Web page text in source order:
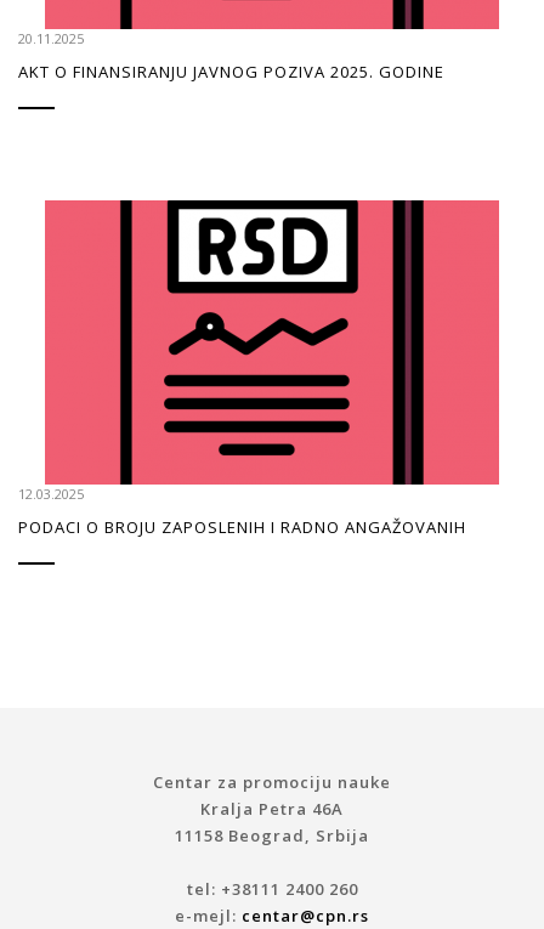
20.11.2025
AKT O FINANSIRANJU JAVNOG POZIVA 2025. GODINE
12.03.2025
PODACI O BROJU ZAPOSLENIH I RADNO ANGAŽOVANIH
Centar za promociju nauke
Kralja Petra 46A
11158 Beograd, Srbija
tel: +38111 2400 260
e-mejl: centar@cpn.rs